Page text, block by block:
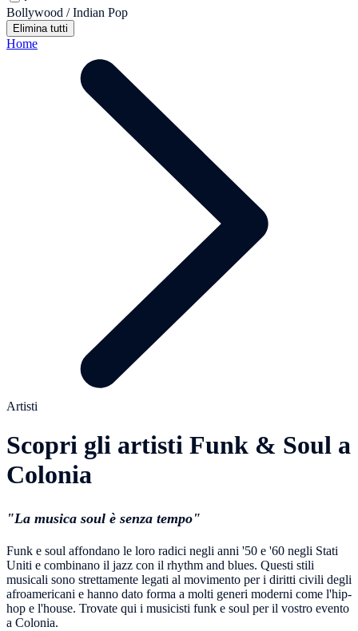
Bollywood / Indian Pop
Elimina tutti
Home
Artisti
Scopri gli artisti Funk & Soul a
Colonia
"La musica soul è senza tempo"
Funk e soul affondano le loro radici negli anni '50 e '60 negli Stati
Uniti e combinano il jazz con il rhythm and blues. Questi stili
musicali sono strettamente legati al movimento per i diritti civili degli
afroamericani e hanno dato forma a molti generi moderni come l'hip-
hop e l'house. Trovate qui i musicisti funk e soul per il vostro evento
a Colonia.